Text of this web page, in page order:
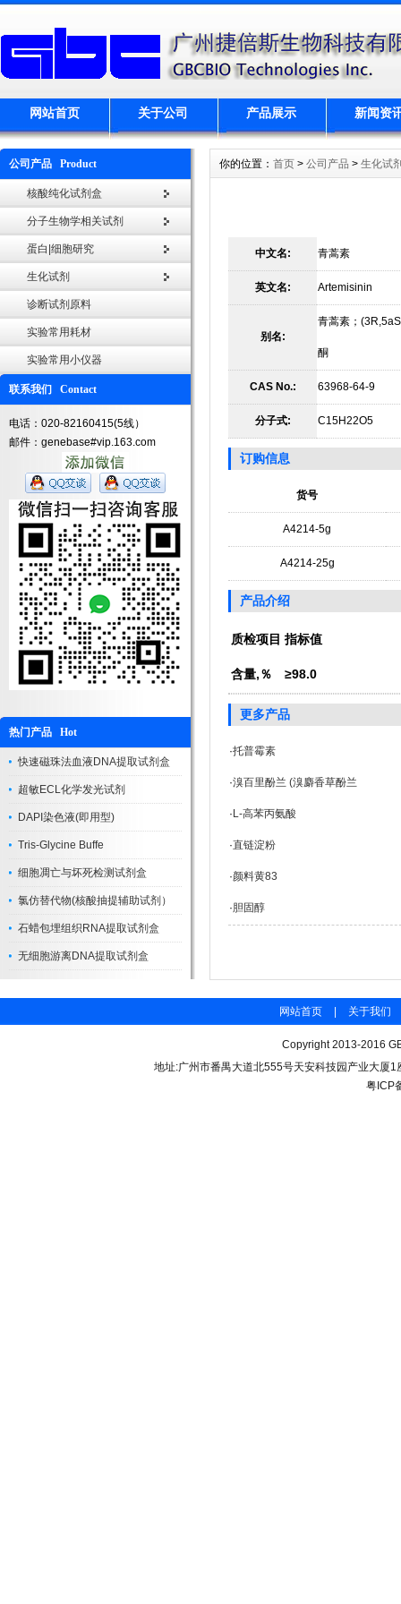
网站首页 关于公司 产品展示 新闻资
公司产品 Product
核酸纯化试剂盒
分子生物学相关试剂
蛋白|细胞研究
生化试剂
诊断试剂原料
实验常用耗材
实验常用小仪器
联系我们 Contact
电话：020-82160415(5线）
邮件：genebase#vip.163.com
热门产品 Hot
快速磁珠法血液DNA提取试剂盒
超敏ECL化学发光试剂
DAPI染色液(即用型)
Tris-Glycine Buffe
细胞凋亡与坏死检测试剂盒
氯仿替代物(核酸抽提辅助试剂）
石蜡包埋组织RNA提取试剂盒
无细胞游离DNA提取试剂盒
你的位置： 首页 > 公司产品 > 生化试
中文名: 青蒿素
英文名: Artemisinin
别名:
青蒿素；
酮
CAS No.: 63968-64-9
分子式: C15H22O5
订购信息
货号
A4214-5g
A4214-25g
产品介绍
质检项目 指标值
含量,％ ≥98.0
更多产品
·托普霉素
·溴百里酚兰 (溴麝香草酚兰
· L-高苯丙氨酸
·直链淀粉
·颜料黄83
·胆固醇
网站首页 关于我们
Copyright 2013-2016
地址:广州市番禺大道北555号天安科技园产业大厦
粤ICP